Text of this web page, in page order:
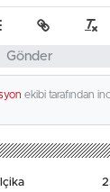
Gönder
ekibi tarafından